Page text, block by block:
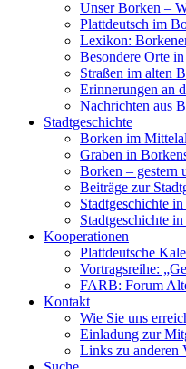
Unser Borken –
Plattdeutsch im
Lexikon:
Besondere Orte
Straßen im alten
Erinnerungen an
Nachrichten aus
Stadtgeschichte
Borken im
Graben in
Borken – gestern
Beiträge zur
Stadtgeschichte
Stadtgeschichte
Kooperationen
Plattdeutsche
Vortragsreihe:
FARB: Forum
Kontakt
Wie Sie uns
Einladung zur
Links zu anderen